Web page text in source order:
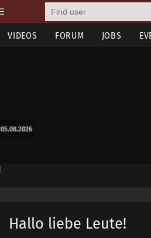
VIDEOS FORUM JOBS
05.08.2026
Hallo liebe Leute!